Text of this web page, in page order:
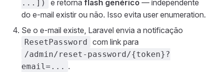
...])
e retorna flash genérico — independente
do e-mail existir ou não. Isso evita user enumeration.
Se o e-mail existe, Laravel envia a notificação
ResetPassword com link para
/admin/reset-password/{token}?
email=... .